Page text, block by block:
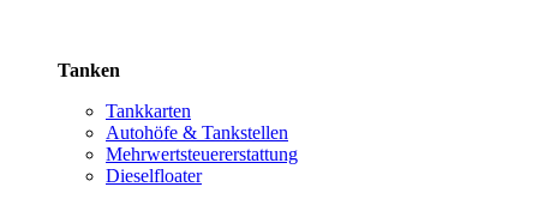
Tanken
Tankkarten
Autohöfe & Tankstellen
Mehrwertsteuererstattung
Dieselfloater